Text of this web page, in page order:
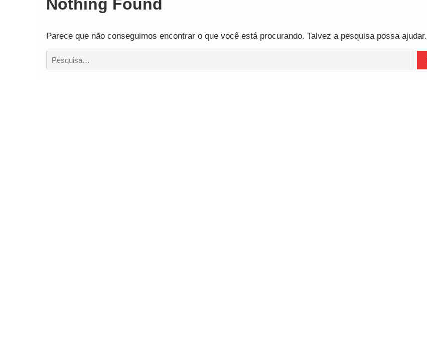
Comando Vermelho
Nothing Found
Parece que não conseguimos encontrar o que você está procurando. Talvez a pesquisa possa ajudar.
Procurar
por: